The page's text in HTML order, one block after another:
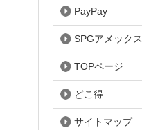
PayPay
SPGアメックス
TOPページ
どこ得
サイトマップ